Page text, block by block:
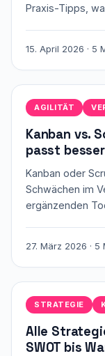
Praxis-Tipps,
15. April 2026 · 5
AGILITÄT
Kanban vs.
passt
Kanban oder
Schwächen im
ergänzenden
27. März 2026 · 5
STRATEGIE
Alle
SWOT bis